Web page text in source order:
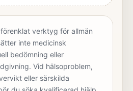
verktyg för allmän
inte medicinsk
bedömning eller
Vid hälsoproblem,
eller särskilda